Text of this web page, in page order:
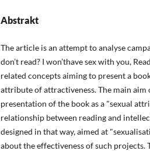
Abstrakt
The article is an attempt to analyse
don’t read? I won’thave sex with you,
related concepts aiming to present a
attribute of attractiveness. The main
presentation of the book as a "sexual
relationship between reading and
designed in that way, aimed at
about the effectiveness of such projects.